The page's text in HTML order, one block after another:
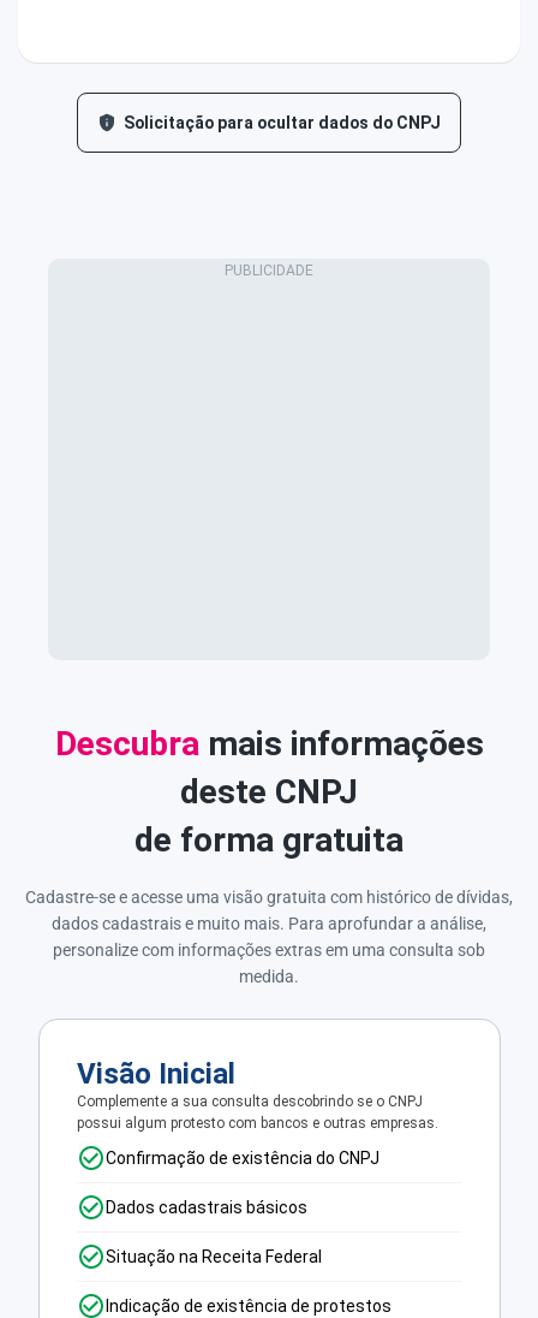
Solicitação para ocultar dados do CNPJ
Descubra mais informações
deste CNPJ
de forma gratuita
Cadastre-se e acesse uma visão gratuita com histórico de dívidas,
dados cadastrais e muito mais. Para aprofundar a análise,
personalize com informações extras em uma consulta sob
medida.
Visão Inicial
Complemente a sua consulta descobrindo se o CNPJ
possui algum protesto com bancos e outras empresas.
Confirmação de existência do CNPJ
Dados cadastrais básicos
Situação na Receita Federal
Indicação de existência de protestos